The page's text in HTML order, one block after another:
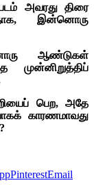
அவரது திரை
இன்னொரு
ஆண்டுகள்
முன்னிறுத்திப்
பெற, அதே
காரணமாவது
PinterestEmail